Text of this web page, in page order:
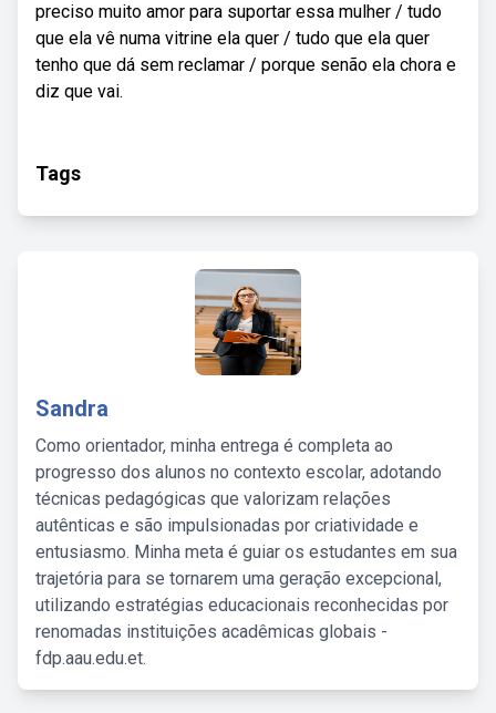
preciso muito amor para suportar essa mulher / tudo
que ela vê numa vitrine ela quer / tudo que ela quer
tenho que dá sem reclamar / porque senão ela chora e
diz que vai.
Tags
Sandra
Como orientador, minha entrega é completa ao
progresso dos alunos no contexto escolar, adotando
técnicas pedagógicas que valorizam relações
autênticas e são impulsionadas por criatividade e
entusiasmo. Minha meta é guiar os estudantes em sua
trajetória para se tornarem uma geração excepcional,
utilizando estratégias educacionais reconhecidas por
renomadas instituições acadêmicas globais -
fdp.aau.edu.et.